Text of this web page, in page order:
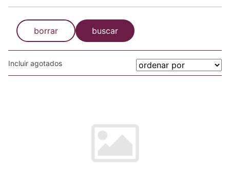
borrar buscar
Incluir agotados